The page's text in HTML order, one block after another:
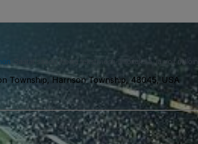
. Saatat saada meiltä tekstiviesti-ilmoituksia, ja voit
Township, Harrison Township, 48045, USA